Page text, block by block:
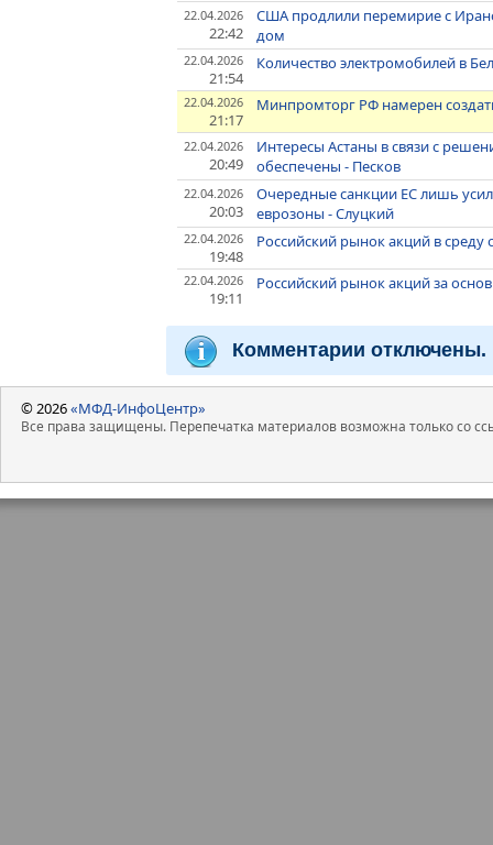
22.04.2026
22:42
США продлили перемирие с
дом
22.04.2026
21:54
Количество электромобилей в
22.04.2026
21:17
Минпромторг РФ намерен
22.04.2026
20:49
Интересы Астаны в связи с
обеспечены - Песков
22.04.2026
20:03
Очередные санкции ЕС лишь
еврозоны - Слуцкий
22.04.2026
19:48
Российский рынок акций в среду
22.04.2026
19:11
Российский рынок акций за
Комментарии отключены.
© 2026«МФД-ИнфоЦентр»
Все права защищены. Перепечатка материалов возможна только со